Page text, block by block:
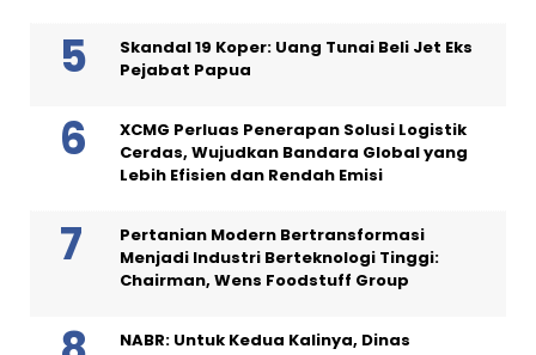
Skandal 19 Koper: Uang Tunai Beli Jet Eks
Pejabat Papua
XCMG Perluas Penerapan Solusi Logistik
Cerdas, Wujudkan Bandara Global yang
Lebih Efisien dan Rendah Emisi
Pertanian Modern Bertransformasi
Menjadi Industri Berteknologi Tinggi:
Chairman, Wens Foodstuff Group
NABR: Untuk Kedua Kalinya, Dinas